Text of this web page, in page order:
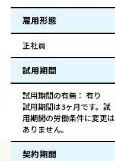
雇用形態
正社員
試用期間
試用期間の有無： 有り
試用期間は3ヶ月です。試
用期間の労働条件に変更は
ありません。
契約期間